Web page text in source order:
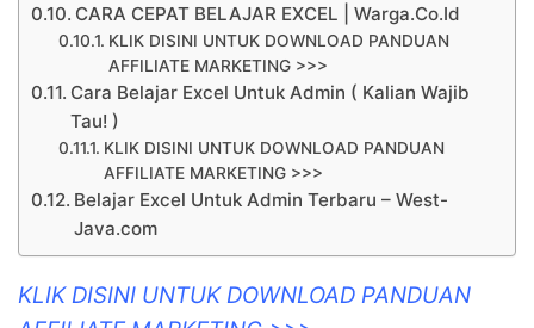
CARA CEPAT BELAJAR EXCEL | Warga.Co.Id
KLIK DISINI UNTUK DOWNLOAD PANDUAN
AFFILIATE MARKETING >>>
Cara Belajar Excel Untuk Admin ( Kalian Wajib
Tau! )
KLIK DISINI UNTUK DOWNLOAD PANDUAN
AFFILIATE MARKETING >>>
Belajar Excel Untuk Admin Terbaru – West-
Java.com
KLIK DISINI UNTUK DOWNLOAD PANDUAN